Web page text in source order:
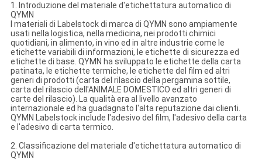
1. Introduzione del materiale d'etichettatura automatico di
QYMN
I materiali di Labelstock di marca di QYMN sono ampiamente
usati nella logistica, nella medicina, nei prodotti chimici
quotidiani, in alimento, in vino ed in altre industrie come le
etichette variabili di informazioni, le etichette di sicurezza ed
etichette di base. QYMN ha sviluppato le etichette della carta
patinata, le etichette termiche, le etichette del film ed altri
generi di prodotti (carta del rilascio della pergamina sottile,
carta del rilascio dell'ANIMALE DOMESTICO ed altri generi di
carte del rilascio). La qualità era al livello avanzato
internazionale ed ha guadagnato l'alta reputazione dai clienti.
QYMN Labelstock include l'adesivo del film, l'adesivo della carta
e l'adesivo di carta termico.
2. Classificazione del materiale d'etichettatura automatico di
QYMN